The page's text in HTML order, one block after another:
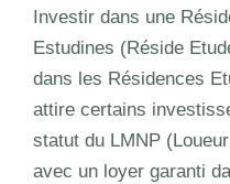
Investir dans une
Estudines (Réside
dans les Résidences
attire certains
statut du LMNP
avec un loyer garanti